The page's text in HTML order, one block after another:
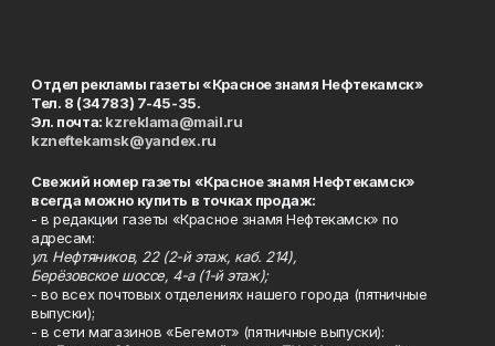
Отдел рекламы газеты «Красное знамя Нефтекамск»
Тел. 8 (34783) 7-45-35.
Эл. почта: kzreklama@mail.ru
kzneftekamsk@yandex.ru
Свежий номер газеты «Красное знамя Нефтекамск»
всегда можно купить в точках продаж:
- в редакции газеты «Красное знамя Нефтекамск» по
адресам:
ул. Нефтяников, 22 (2-й этаж, каб. 214),
Берёзовское шоссе, 4-а (1-й этаж);
- во всех почтовых отделениях нашего города (пятничные
выпуски);
- в сети магазинов «Бегемот» (пятничные выпуски):